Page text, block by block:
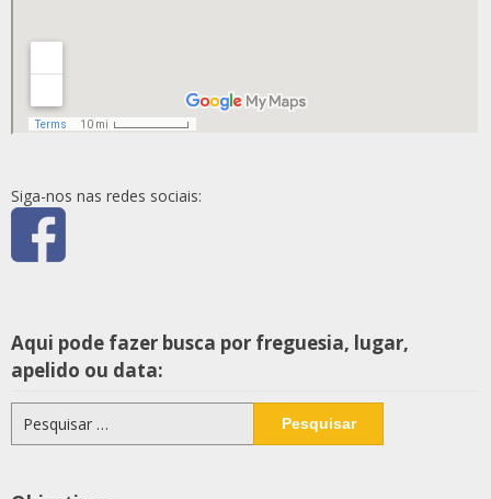
Siga-nos nas redes sociais:
Aqui pode fazer busca por freguesia, lugar,
apelido ou data:
por: